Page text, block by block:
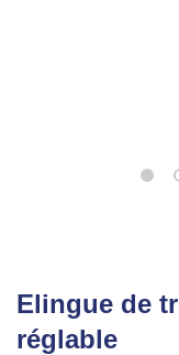
Elingue de
réglable